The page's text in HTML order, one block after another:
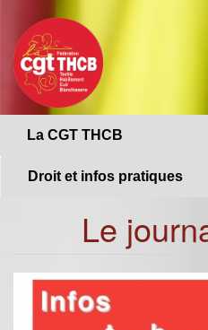
contenu
principal
La CGT THCB
Droit et infos pratiques
Le